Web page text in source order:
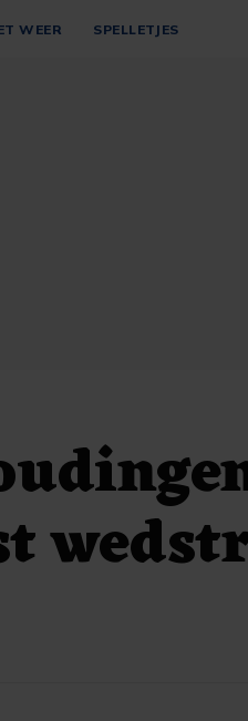
WEER SPELLETJES